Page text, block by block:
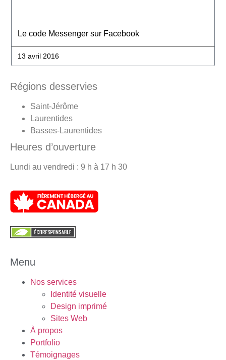
Le code Messenger sur Facebook
13 avril 2016
Régions desservies
Saint-Jérôme
Laurentides
Basses-Laurentides
Heures d’ouverture
Lundi au vendredi : 9 h à 17 h 30
Menu
Nos services
Identité visuelle
Design imprimé
Sites Web
À propos
Portfolio
Témoignages